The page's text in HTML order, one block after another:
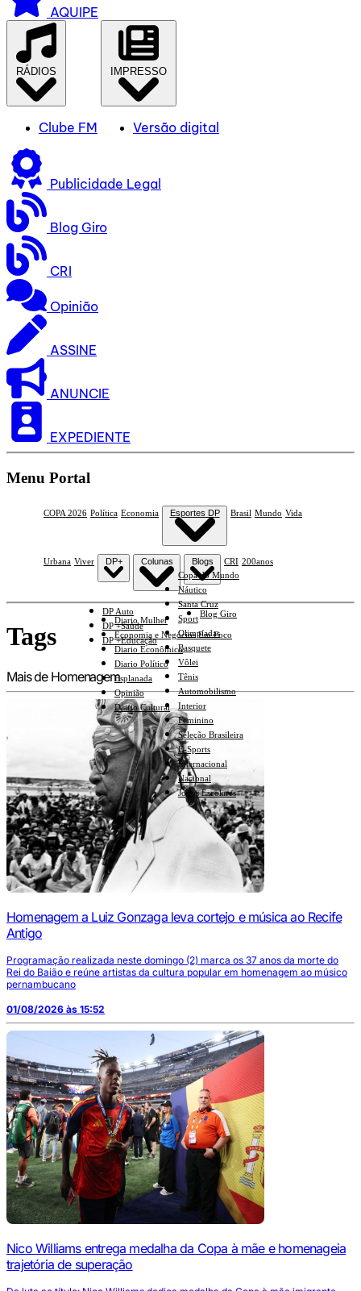
AQUIPE
RÁDIOS
Clube FM
IMPRESSO
Versão digital
Publicidade Legal
Blog Giro
CRI
Opinião
ASSINE
ANUNCIE
EXPEDIENTE
Menu Portal
COPA 2026 Política Economia Esportes DP
Copa do Mundo
Náutico
Santa Cruz
Sport
Olimpíadas
Basquete
Vôlei
Tênis
Automobilismo
Interior
Feminino
Seleção Brasileira
E-Sports
Internacional
Nacional
Jogos Escolares
Brasil Mundo Vida
Urbana Viver DP+
DP Auto
DP +Saúde
DP +Educação
Colunas
Diario Mulher
Economia e Negócios Em Foco
Diario Econômico
Diario Político
Esplanada
Opinião
Diario Cultural
Blogs
Blog Giro
CRI 200anos
Tags
Mais de Homenagem
Homenagem a Luiz Gonzaga leva cortejo e música ao Recife
Antigo
Programação realizada neste domingo (2) marca os 37 anos da morte do
Rei do Baião e reúne artistas da cultura popular em homenagem ao músico
pernambucano
01/08/2026 às 15:52
Nico Williams entrega medalha da Copa à mãe e homenageia
trajetória de superação